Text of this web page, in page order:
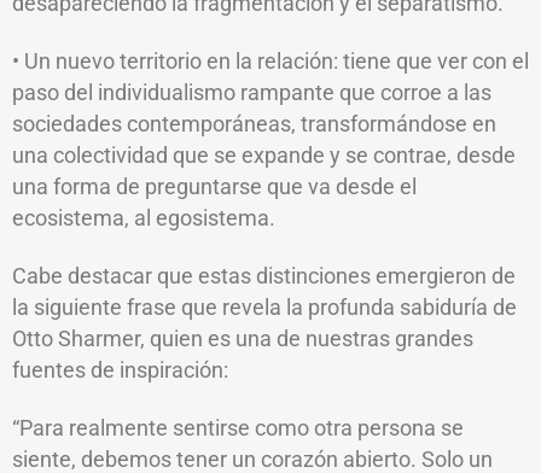
• Un nuevo territorio en la relación: tiene que ver con el
paso del individualismo rampante que corroe a las
sociedades contemporáneas, transformándose en
una colectividad que se expande y se contrae, desde
una forma de preguntarse que va desde el
ecosistema, al egosistema.
Cabe destacar que estas distinciones emergieron de
la siguiente frase que revela la profunda sabiduría de
Otto Sharmer, quien es una de nuestras grandes
fuentes de inspiración:
“Para realmente sentirse como otra persona se
siente, debemos tener un corazón abierto. Solo un